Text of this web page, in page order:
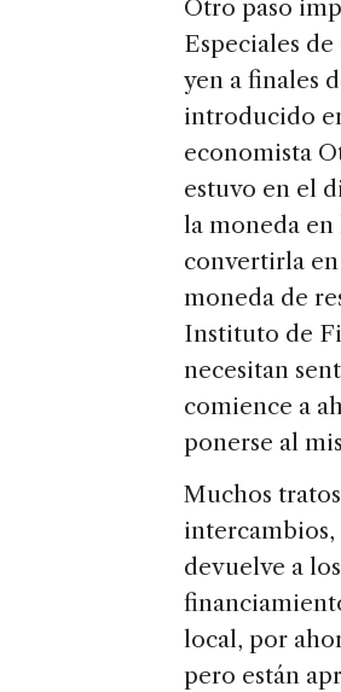
Otro paso
Especiales
yen a finales
introducido
economista
estuvo en el
la moneda en
convertirla en
moneda de
Instituto de
necesitan
comience a
ponerse al
Muchos
intercambios,
devuelve a
local, por
pero están